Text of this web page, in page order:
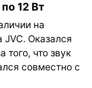
12 Вт
на
JVC. Оказался
того, что звук
совместно с